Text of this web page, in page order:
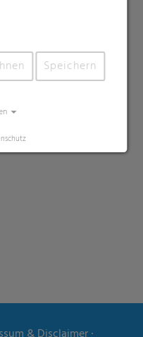
Speichern